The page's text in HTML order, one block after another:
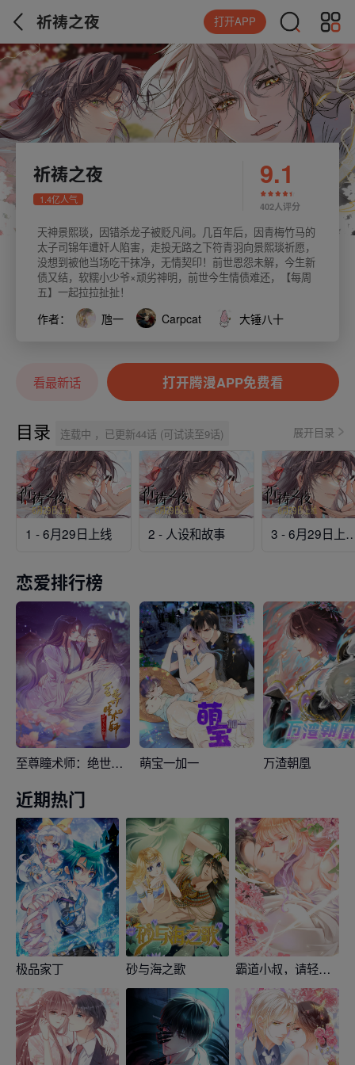
祈祷之夜 打开APP
祈祷之夜
1.4亿人气
9.1
402人评分
天神景熙琰，因错杀龙子被贬凡间。几百年后，因青梅竹马的
太子司锦年遭奸人陷害，走投无路之下符青羽向景熙琰祈愿，
没想到被他当场吃干抹净，无情契印！前世恩怨未解，今生新
债又结，软糯小少爷×顽劣神明，前世今生情债难还，【每周
五】一起拉拉扯扯！
作者： 虺一 Carpcat 大锤八十
看最新话 打开腾漫APP免费看
目录 连载中 ，已更新44话 (可试读至9话) 展开目录
1 - 6月29日上线 2 - 人设和故事 3 - 6月29
恋爱排行榜
至尊瞳术师：绝世大小姐 萌宝一加一 万渣朝凰
近期热门
极品家丁 砂与海之歌 霸道小叔，请轻撩！